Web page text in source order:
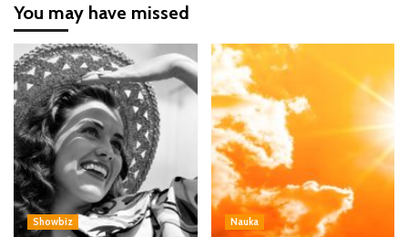
You may have missed
Showbiz Nauka